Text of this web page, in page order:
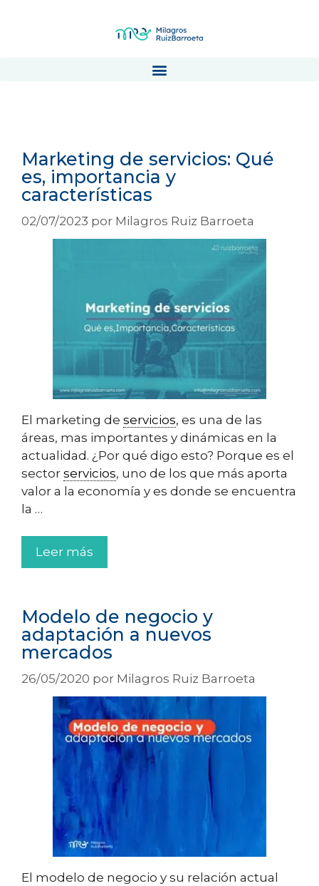
Marketing de servicios: Qué
es, importancia y
características
02/07/2023 por Milagros Ruiz Barroeta
El marketing de servicios, es una de las
áreas, mas importantes y dinámicas en la
actualidad. ¿Por qué digo esto? Porque es el
sector servicios, uno de los que más aporta
valor a la economía y es donde se encuentra
la …
Leer más
Modelo de negocio y
adaptación a nuevos
mercados
26/05/2020 por Milagros Ruiz Barroeta
El modelo de negocio y su relación actual